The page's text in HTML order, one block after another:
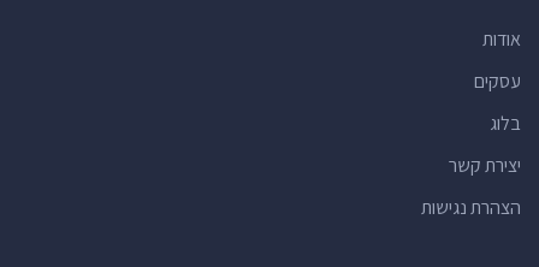
אודות
עסקים
בלוג
יצירת קשר
הצהרת נגישות